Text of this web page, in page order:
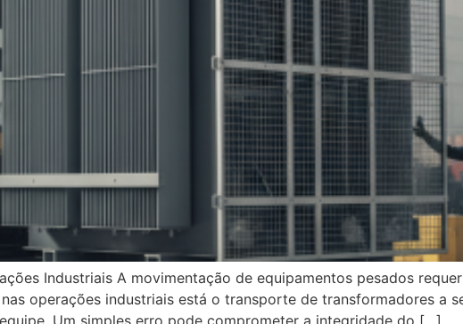
Industriais A movimentação de equipamentos pesados
operações industriais está o transporte de transformadores a
Um simples erro pode comprometer a integridade do […]